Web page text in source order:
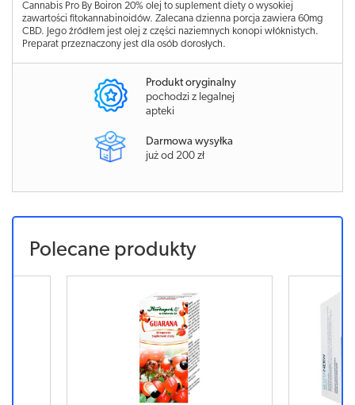
Cannabis Pro By Boiron 20% olej to suplement diety o wysokiej
zawartości fitokannabinoidów. Zalecana dzienna porcja zawiera 60mg
CBD. Jego źródłem jest olej z części naziemnych konopi włóknistych.
Preparat przeznaczony jest dla osób dorosłych.
Produkt oryginalny
pochodzi z legalnej
apteki
Darmowa wysyłka
już od 200 zł
Polecane produkty